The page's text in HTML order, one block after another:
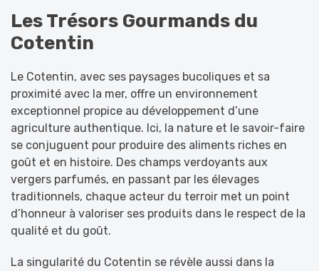
Les Trésors Gourmands du
Cotentin
Le Cotentin, avec ses paysages bucoliques et sa
proximité avec la mer, offre un environnement
exceptionnel propice au développement d’une
agriculture authentique. Ici, la nature et le savoir-faire
se conjuguent pour produire des aliments riches en
goût et en histoire. Des champs verdoyants aux
vergers parfumés, en passant par les élevages
traditionnels, chaque acteur du terroir met un point
d’honneur à valoriser ses produits dans le respect de la
qualité et du goût.
La singularité du Cotentin se révèle aussi dans la